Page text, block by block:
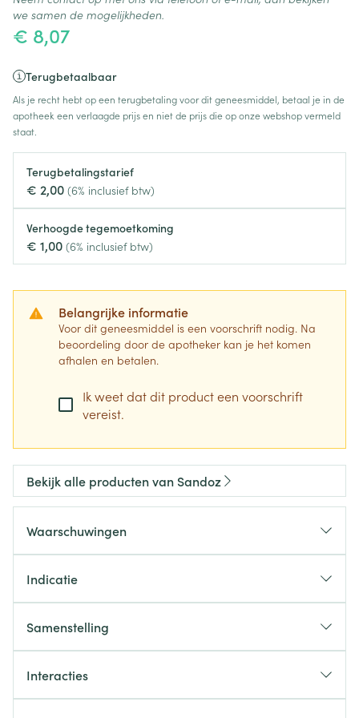
€ 8,07
Terugbetaalbaar
Als je recht hebt op een terugbetaling voor dit geneesmiddel, betaal je in de
apotheek een verlaagde prijs en niet de prijs die op onze webshop vermeld
staat.
Terugbetalingstarief
€ 2,00 (6% inclusief btw)
Verhoogde tegemoetkoming
€ 1,00 (6% inclusief btw)
Belangrijke informatie
Voor dit geneesmiddel is een voorschrift nodig. Na
beoordeling door de apotheker kan je het komen
afhalen en betalen.
Ik weet dat dit product een voorschrift
vereist.
we samen de mogelijkheden.
Bekijk alle producten van Sandoz
Waarschuwingen
Indicatie
Hypertensie
Angina pectoris
Matig tot ernstig stabiel chronisch hartfalen met
Samenstelling
De werkzame stof in dit geneesmiddel is
bisoprololfumaraat. Elke filmomhulde tablet bevat 5
Interacties